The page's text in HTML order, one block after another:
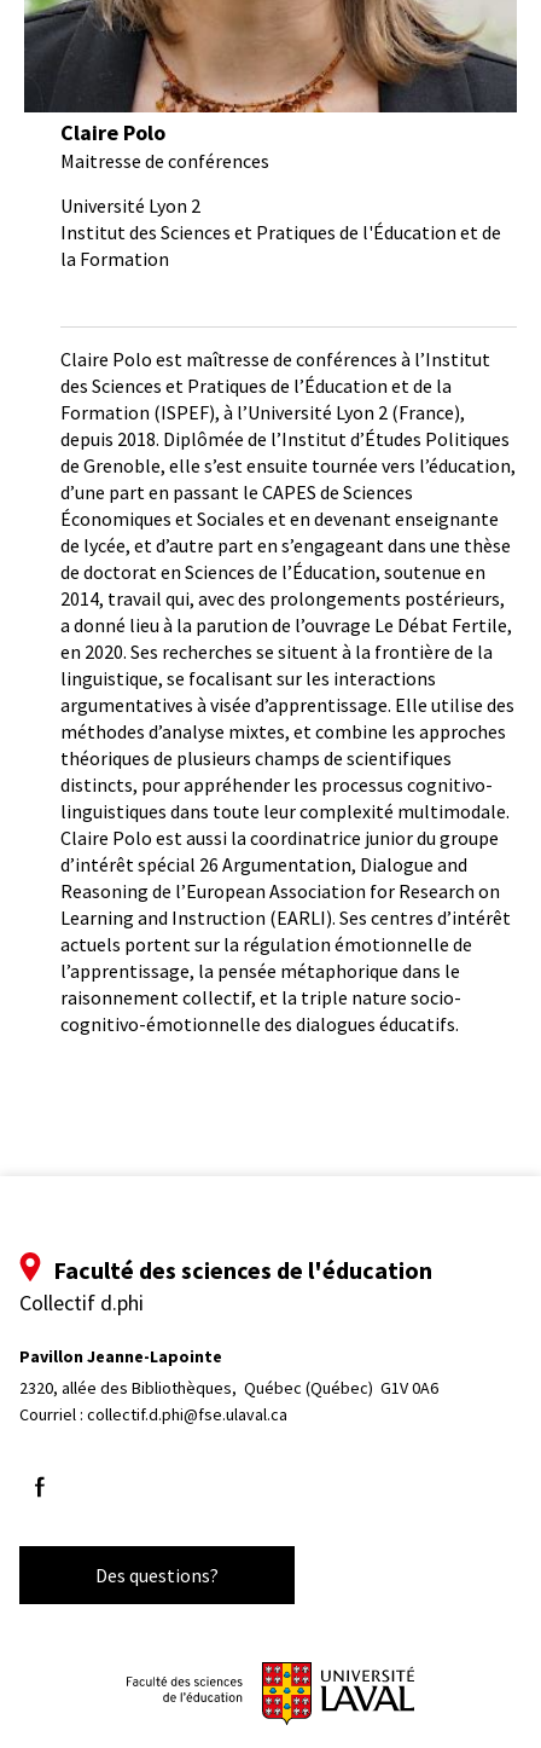
Claire Polo
Maitresse de conférences
Université Lyon 2
Institut des Sciences et Pratiques de l'Éducation et de
la Formation
Claire Polo est maîtresse de conférences à l’Institut
des Sciences et Pratiques de l’Éducation et de la
Formation (ISPEF), à l’Université Lyon 2 (France),
depuis 2018. Diplômée de l’Institut d’Études Politiques
de Grenoble, elle s’est ensuite tournée vers l’éducation,
d’une part en passant le CAPES de Sciences
Économiques et Sociales et en devenant enseignante
de lycée, et d’autre part en s’engageant dans une thèse
de doctorat en Sciences de l’Éducation, soutenue en
2014, travail qui, avec des prolongements postérieurs,
a donné lieu à la parution de l’ouvrage Le Débat Fertile,
en 2020. Ses recherches se situent à la frontière de la
linguistique, se focalisant sur les interactions
argumentatives à visée d’apprentissage. Elle utilise des
méthodes d’analyse mixtes, et combine les approches
théoriques de plusieurs champs de scientifiques
distincts, pour appréhender les processus cognitivo-
linguistiques dans toute leur complexité multimodale.
Claire Polo est aussi la coordinatrice junior du groupe
d’intérêt spécial 26 Argumentation, Dialogue and
Reasoning de l’European Association for Research on
Learning and Instruction (EARLI). Ses centres d’intérêt
actuels portent sur la régulation émotionnelle de
l’apprentissage, la pensée métaphorique dans le
raisonnement collectif, et la triple nature socio-
cognitivo-émotionnelle des dialogues éducatifs.
Faculté des sciences de l'éducation
Collectif d.phi
Pavillon Jeanne-Lapointe
2320, allée des Bibliothèques, Québec (Québec)  G1V 0A6
Courriel : collectif.d.phi@fse.ulaval.ca
Suivez-nous sur Facebook
Des questions?